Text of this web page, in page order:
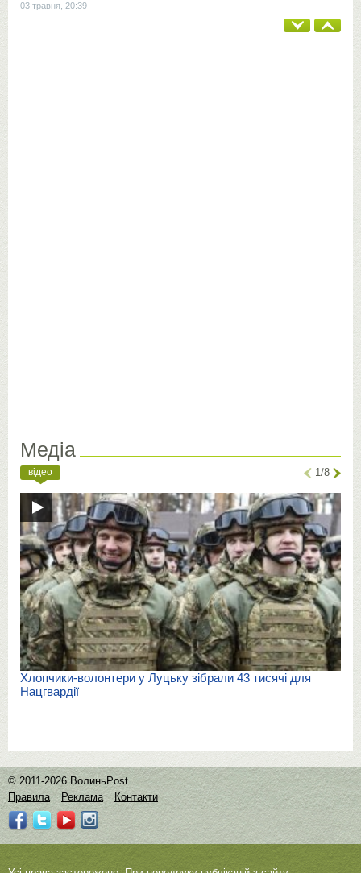
03 травня, 20:39
Медіа
відео 1/8
Хлопчики-волонтери у Луцьку зібрали 43 тисячі для
Нацгвардії
© 2011-2026 ВолиньPost
Правила
Реклама Контакти